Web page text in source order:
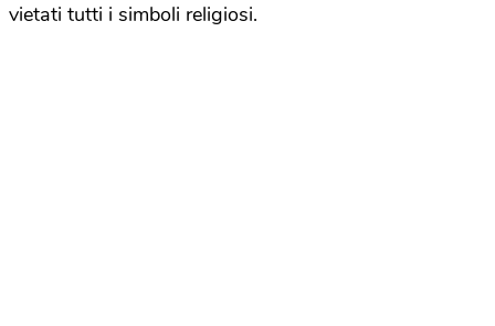
vietati tutti i simboli religiosi.